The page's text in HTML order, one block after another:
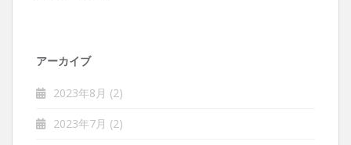
アーカイブ
2023年8月 (2)
2023年7月 (2)